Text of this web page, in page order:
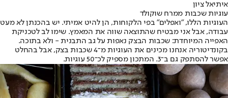
איתיאל ציון
עוגיות שכבות ממרח שוקולד
העוגיות הללו, "ואפלים" בפי הלקוחות, הן להיט אמיתי. יש בהכנתן לא מעט
עבודה, אבל אני מבטיח שהתוצאה שווה את המאמץ. שימו לב לטכניקת
האפייה המיוחדת: שכבות הבצק נאפות על גב התבנית - ולא בתוכה.
בקונדיטוריה אנחנו מכינים את העוגיות מ־4 שכבות בצק, אבל בהחלט
אפשר להסתפק גם ב־3. המתכון מספיק לכ־50 עוגיות.